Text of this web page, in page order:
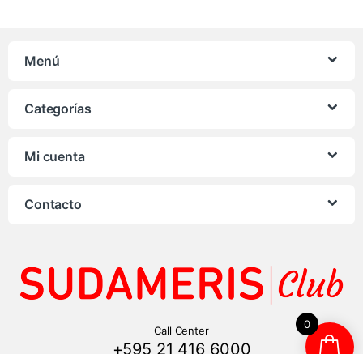
Menú
Categorías
Mi cuenta
Contacto
Call Center
+595 21 416 6000
0